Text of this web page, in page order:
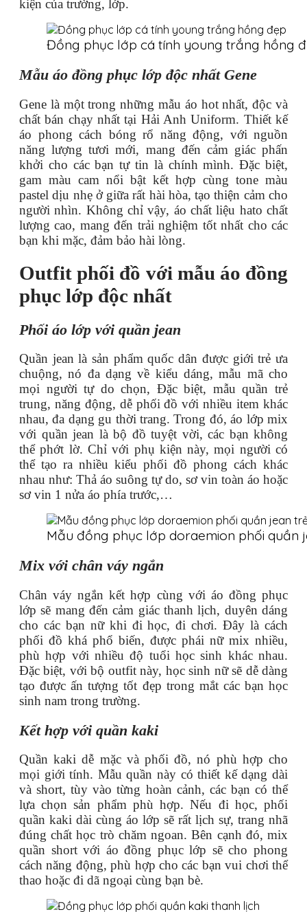
kiện của trường, lớp.
Đồng phục lớp cá tính young trắng hồng
Mẫu áo đồng phục lớp độc nhất Gene
Gene là một trong những mẫu áo hot nhất, độc và
chất bán chạy nhất tại Hải Anh Uniform. Thiết kế
áo phong cách bóng rổ năng động, với nguồn
năng lượng tươi mới, mang đến cảm giác phấn
khởi cho các bạn tự tin là chính mình. Đặc biệt,
gam màu cam nổi bật kết hợp cùng tone màu
pastel dịu nhẹ ở giữa rất hài hòa, tạo thiện cảm cho
người nhìn. Không chỉ vậy, áo chất liệu hato chất
lượng cao, mang đến trải nghiệm tốt nhất cho các
bạn khi mặc, đảm bảo hài lòng.
Outfit phối đồ với mẫu áo đồng
phục lớp độc nhất
Phối áo lớp với quần jean
Quần jean là sản phẩm quốc dân được giới trẻ ưa
chuộng, nó đa dạng về kiểu dáng, mẫu mã cho
mọi người tự do chọn, Đặc biệt, mẫu quần trẻ
trung, năng động, dễ phối đồ với nhiều item khác
nhau, đa dạng gu thời trang. Trong đó, áo lớp mix
với quần jean là bộ đồ tuyệt vời, các bạn không
thể phớt lờ. Chỉ với phụ kiện này, mọi người có
thể tạo ra nhiều kiểu phối đồ phong cách khác
nhau như: Thả áo suông tự do, sơ vin toàn áo hoặc
sơ vin 1 nửa áo phía trước,…
Mẫu đồng phục lớp doraemion phối quần
Mix với chân váy ngắn
Chân váy ngắn kết hợp cùng với áo đồng phục
lớp sẽ mang đến cảm giác thanh lịch, duyên dáng
cho các bạn nữ khi đi học, đi chơi. Đây là cách
phối đồ khá phổ biến, được phái nữ mix nhiều,
phù hợp với nhiều độ tuổi học sinh khác nhau.
Đặc biệt, với bộ outfit này, học sinh nữ sẽ dễ dàng
tạo được ấn tượng tốt đẹp trong mắt các bạn học
sinh nam trong trường.
Kết hợp với quần kaki
Quần kaki dễ mặc và phối đồ, nó phù hợp cho
mọi giới tính. Mẫu quần này có thiết kế dạng dài
và short, tùy vào từng hoàn cảnh, các bạn có thể
lựa chọn sản phẩm phù hợp. Nếu đi học, phối
quần kaki dài cùng áo lớp sẽ rất lịch sự, trang nhã
đúng chất học trò chăm ngoan. Bên cạnh đó, mix
quần short với áo đồng phục lớp sẽ cho phong
cách năng động, phù hợp cho các bạn vui chơi thể
thao hoặc đi dã ngoại cùng bạn bè.